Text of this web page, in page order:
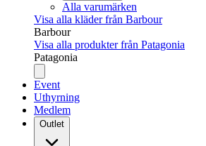
Alla varumärken
Visa alla kläder från Barbour
Barbour
Visa alla produkter från Patagonia
Patagonia
Event
Uthyrning
Medlem
Outlet